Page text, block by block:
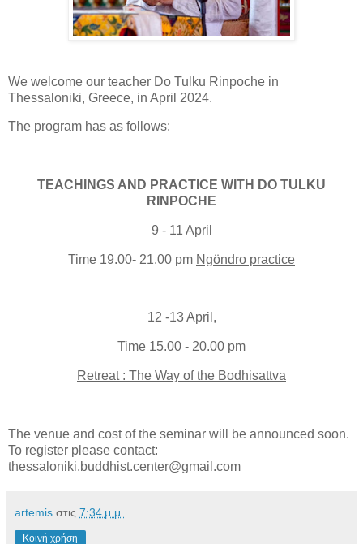
We welcome our teacher Do Tulku Rinpoche in
Thessaloniki, Greece, in April 2024.
The program has as follows:
TEACHINGS AND PRACTICE WITH DO TULKU
RINPOCHE
9 - 11 April
Time 19.00- 21.00 pm Ngöndro practice
12 -13 April,
Time 15.00 - 20.00 pm
Retreat : The Way of the Bodhisattva
The venue and cost of the seminar will be announced soon.
To register please contact:
thessaloniki.buddhist.center@gmail.com
artemis στις 7:34 μ.μ.
Κοινή χρήση